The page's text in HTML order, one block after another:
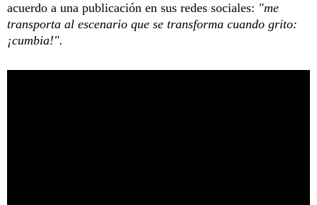
acuerdo a una publicación en sus redes sociales: "me
transporta al escenario que se transforma cuando grito:
¡cumbia!".